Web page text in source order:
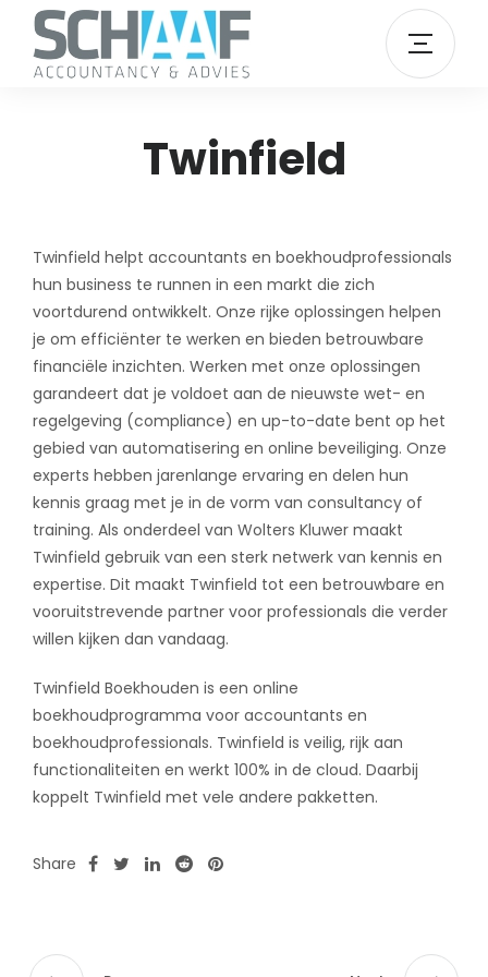
Twinfield
Twinfield helpt accountants en boekhoudprofessionals
hun business te runnen in een markt die zich
voortdurend ontwikkelt. Onze rijke oplossingen helpen
je om efficiënter te werken en bieden betrouwbare
financiële inzichten. Werken met onze oplossingen
garandeert dat je voldoet aan de nieuwste wet- en
regelgeving (compliance) en up-to-date bent op het
gebied van automatisering en online beveiliging. Onze
experts hebben jarenlange ervaring en delen hun
kennis graag met je in de vorm van consultancy of
training. Als onderdeel van Wolters Kluwer maakt
Twinfield gebruik van een sterk netwerk van kennis en
expertise. Dit maakt Twinfield tot een betrouwbare en
vooruitstrevende partner voor professionals die verder
willen kijken dan vandaag.
Twinfield Boekhouden is een online
boekhoudprogramma voor accountants en
boekhoudprofessionals. Twinfield is veilig, rijk aan
functionaliteiten en werkt 100% in de cloud. Daarbij
koppelt Twinfield met vele andere pakketten.
Share